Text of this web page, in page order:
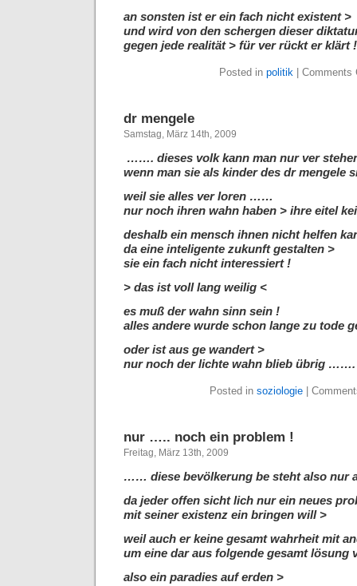
an sonsten ist er ein fach nicht existent >
und wird von den schergen dieser
gegen jede realität > für ver rückt er klärt !
Posted in politik Comments
dr mengele
Samstag, März 14th, 2009
……. dieses volk kann man nur ver
wenn man sie als kinder des dr mengele
weil sie alles ver loren ……
nur noch ihren wahn haben > ihre eitel
deshalb ein mensch ihnen nicht helfen
da eine inteligente zukunft gestalten >
sie ein fach nicht interessiert !
> das ist voll lang weilig <
es muß der wahn sinn sein !
alles andere wurde schon lange zu tode
oder ist aus ge wandert >
nur noch der lichte wahn blieb übrig …….
Posted in soziologie|
nur ….. noch ein problem !
Freitag, März 13th, 2009
…… diese bevölkerung be steht also
da jeder offen sicht lich nur ein neues
mit seiner existenz ein bringen will >
weil auch er keine gesamt wahrheit mit
um eine dar aus folgende gesamt lösung
also ein paradies auf erden >